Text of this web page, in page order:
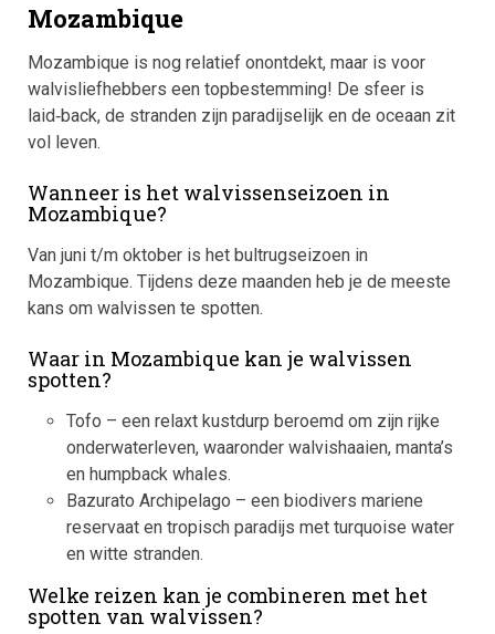
Mozambique
Mozambique is nog relatief onontdekt, maar is voor
walvisliefhebbers een topbestemming! De sfeer is
laid‑back, de stranden zijn paradijselijk en de oceaan zit
vol leven.
Wanneer is het walvissenseizoen in
Mozambique?
Van juni t/m oktober is het bultrugseizoen in
Mozambique. Tijdens deze maanden heb je de meeste
kans om walvissen te spotten.
Waar in Mozambique kan je walvissen
spotten?
Tofo – een relaxt kustdurp beroemd om zijn rijke
onderwaterleven, waaronder walvishaaien, manta’s
en humpback whales.
Bazurato Archipelago – een biodivers mariene
reservaat en tropisch paradijs met turquoise water
en witte stranden.
Welke reizen kan je combineren met het
spotten van walvissen?